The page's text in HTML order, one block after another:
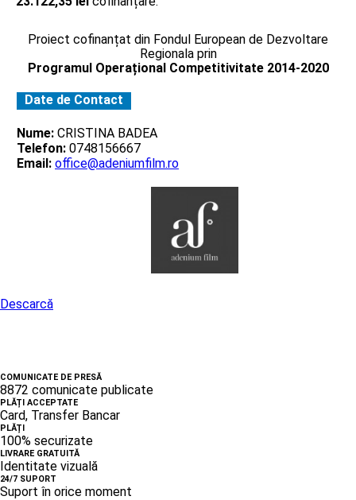
Proiect cofinanțat din Fondul European de Dezvoltare
Regionala prin
Programul Operațional Competitivitate 2014-2020
Date de Contact
Nume: CRISTINA BADEA
Telefon: 0748156667
Email: office@adeniumfilm.ro
Descarcă
COMUNICATE DE PRESĂ
8872 comunicate publicate
PLĂȚI ACCEPTATE
Card, Transfer Bancar
PLĂȚI
100% securizate
LIVRARE GRATUITĂ
Identitate vizuală
24/7 SUPORT
Suport în orice moment